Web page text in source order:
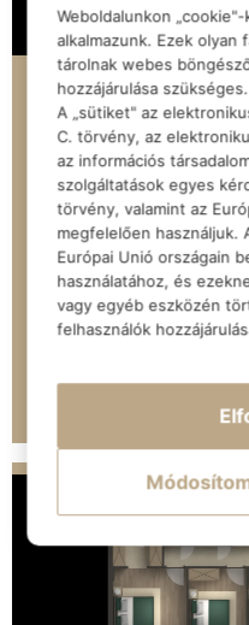
Szobák Méret
84,990,000 Ft
5% ÁFA visszaigényelhető!
TUDJ MEG
Weboldalunkon
alkalmazunk. Ezek olyan
tárolnak webes
hozzájárulása szükséges.
A „sütiket" az
C. törvény, az
az információs
szolgáltatások egyes
törvény, valamint az
megfelelően használjuk.
Európai Unió országain
használatához, és
vagy egyéb eszközén
felhasználók